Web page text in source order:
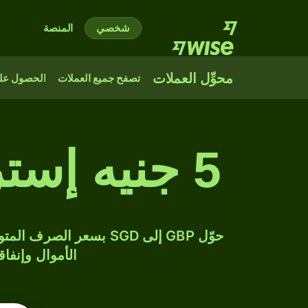
شخصي المنصة
محوِّل العملات تصفح جميع العملات الحصول
5 جنيه إسترليني إلى دولار سنغافوري
الأموال